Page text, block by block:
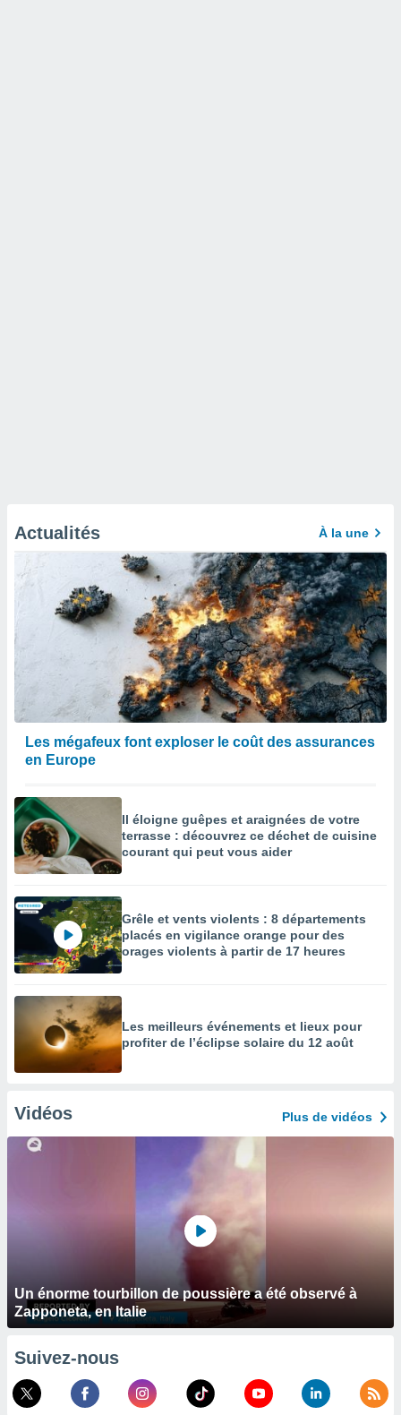
Actualités À la une
Les mégafeux font exploser le coût des assurances
en Europe
Il éloigne guêpes et araignées de votre
terrasse : découvrez ce déchet de cuisine
courant qui peut vous aider
Grêle et vents violents : 8 départements
placés en vigilance orange pour des
orages violents à partir de 17 heures
Les meilleurs événements et lieux pour
profiter de l’éclipse solaire du 12 août
Vidéos Plus de vidéos
Un énorme tourbillon de poussière a été observé à
Zapponeta, en Italie
Suivez-nous